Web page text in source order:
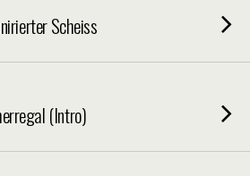
Scheiss
(Intro)